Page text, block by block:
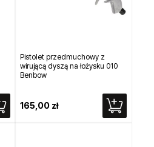
Pistolet przedmuchowy z
wirującą dyszą na łożysku 010
Benbow
165,00 zł